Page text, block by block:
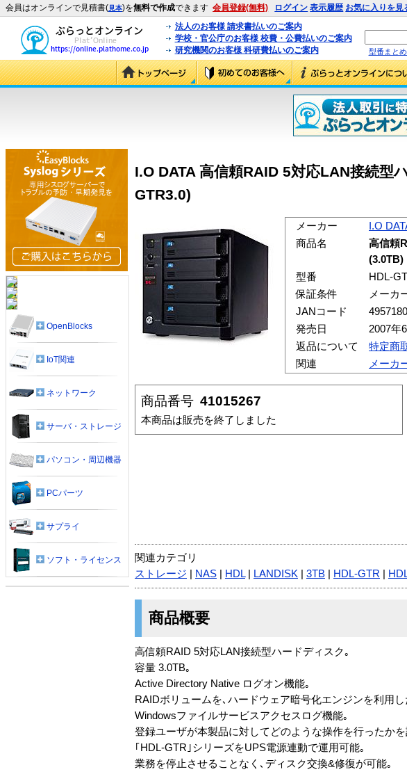
会員はオンラインで見積書(見本)を無料で作成できます 会員登録(無料) ログイン 表示履歴 お気に入りを見
法人のお客様 請求書払いのご案内
学校・官公庁のお客様 校費・公費払いのご案内
研究機関のお客様 科研費払いのご案内
型番まと
I.O DATA 高信頼RAID 5対応LAN接続型
GTR3.0)
メーカー
I.O
商品名
高信頼
(3.0TB)
型番
HDL-
保証条件
メーカ
JANコード
発売日
2007年
返品について
特定商
関連
メーカ
商品番号 41015267
本商品は販売を終了しました
関連カテゴリ
ストレージ
NAS HDL| LANDISK 3TB HDL-GTR
商品概要
高信頼RAID 5対応LAN接続型ハードディスク｡
容量 3.0TB｡
Active Directory Native ログオン機能｡
RAIDボリュームを､ハードウェア暗号化エンジンを利用
Windowsファイルサービスアクセスログ機能｡
登録ユーザが本製品に対してどのような操作を行ったか
｢HDL-GTR｣シリーズをUPS電源連動で運用可能｡
業務を停止させることなく､ディスク交換&修復が可能｡
OpenBlocks
IoT関連
ネットワーク
サーバ・ストレージ
パソコン・周辺機器
PCパーツ
サプライ
ソフト・ライセンス